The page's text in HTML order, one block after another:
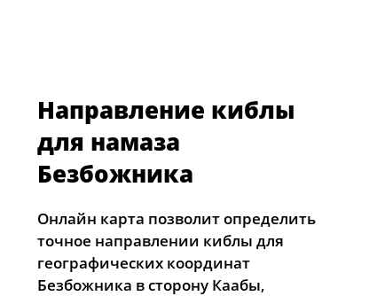
Направление киблы
для намаза
Безбожника
Онлайн карта позволит определить
точное направлении киблы для
географических координат
Безбожника в сторону Каабы,